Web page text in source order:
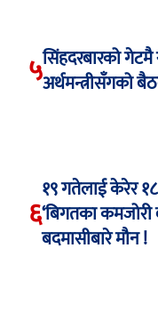
५सिंहदरबारको
अर्थमन्त्रीसँगको
६
१९ गतेलाई केरेर
‘बिगतका कमजोरी
बदमासीबारे मौन !